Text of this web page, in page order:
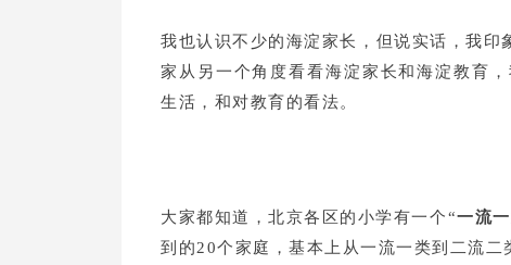
我也认识不少的海淀家长，但说实话，我
家从另一个角度看看海淀家长和海淀教育
生活，和对教育的看法。
大家都知道，北京各区的小学有一个“一流
到的20个家庭，基本上从一流一类到二流二